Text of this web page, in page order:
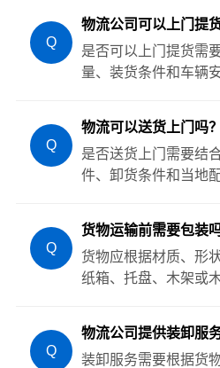
Q
物流公司可以上门提货
是否可以上门提货需
量、装货条件和车辆
Q
物流可以送货上门吗？
是否送货上门需要结
件、卸货条件和当地
Q
货物运输前需要包装吗
货物应根据材质、形
纸箱、托盘、木架或
Q
物流公司提供装卸服务
装卸服务需要根据货